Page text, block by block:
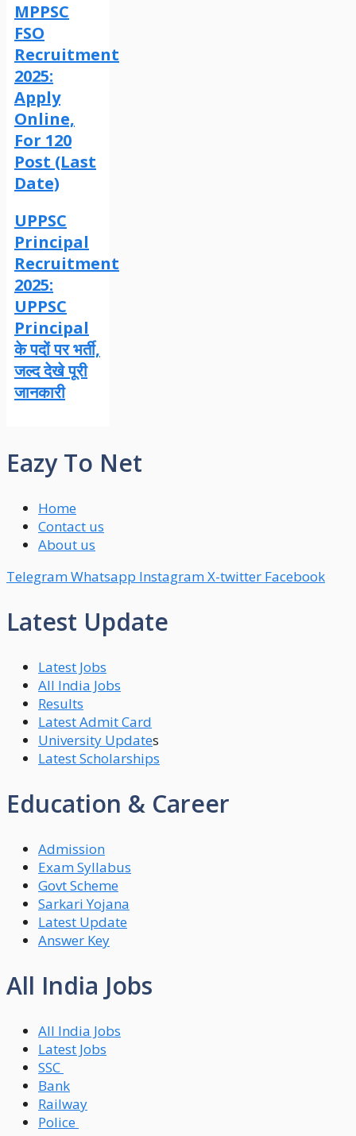
MPPSC
FSO
Recruitment
2025:
Apply
Online,
For 120
Post (Last
Date)
UPPSC
Principal
Recruitment
2025:
UPPSC
Principal
के पदों पर भर्ती,
जल्द देखे पूरी
जानकारी
Eazy To Net
Home
Contact us
About us
TelegramWhatsapp InstagramX-twitter Facebook
Latest Update
Latest Jobs
All India Jobs
Results
Latest Admit Card
University Updates
Latest Scholarships
Education & Career
Admission
Exam Syllabus
Govt Scheme
Sarkari Yojana
Latest Update
Answer Key
All India Jobs
All India Jobs
Latest Jobs
SSC
Bank
Railway
Police